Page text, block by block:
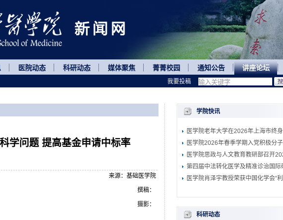
医院动态 科研动态 媒体聚焦 菁菁校园 通知公告 讲座论坛
学问题 提高基金申请中标率
来源：基础医学院
撰稿：
摄影：
学院快讯
医学院老年大学在2026年上海市终
医学院2026年春季学期入党积极分
医学院思政与人文教育教研部召开
第四届中法转化医学及精准诊治国
医学院肖泽宇教授荣获中国化学会“
科研动态
我要投稿